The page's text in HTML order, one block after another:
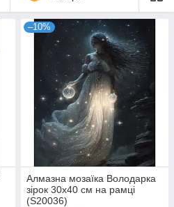
–10%
Алмазна мозаїка Володарка
зірок 30x40 см на рамці
(S20036)